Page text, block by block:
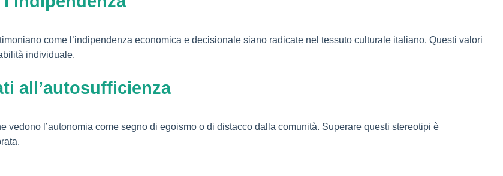
come l’indipendenza economica e decisionale siano radicate nel tessuto culturale italiano. Questi valori
individuale.
all’autosufficienza
l’autonomia come segno di egoismo o di distacco dalla comunità. Superare questi stereotipi è